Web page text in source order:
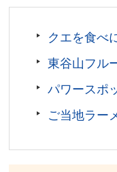
クエを食べ
東谷山フル
パワースポ
ご当地ラー